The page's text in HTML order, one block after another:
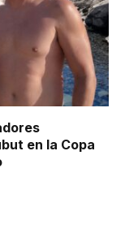
en la Copa